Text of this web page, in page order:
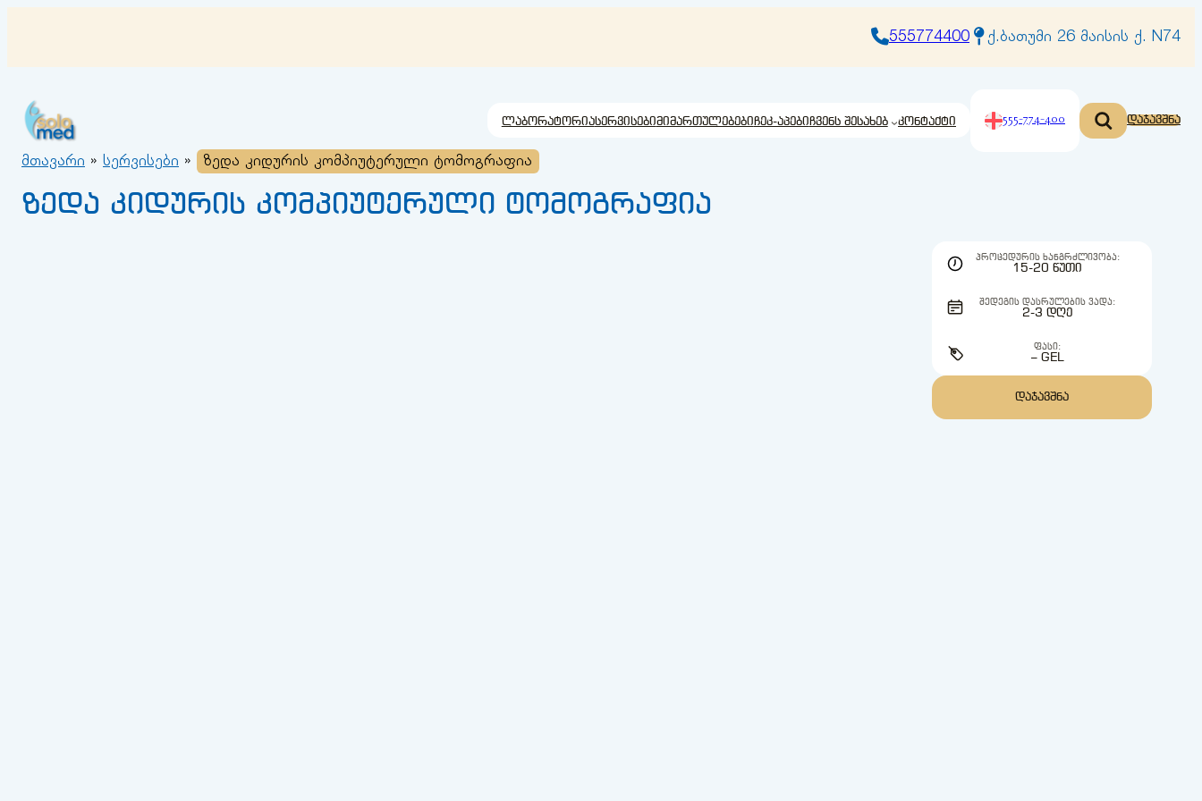
555774400 ქ.ბათუმი 26 მაისის ქ. N74
ლაბორატორიასერვისებიმიმართულებები ჩეკ-აპები ჩვენს შესახებ კონტაქტი 555-774-400 დაჯავშნა
მთავარი » სერვისები » ზედა კიდურის კომპიუტერული ტომოგრაფია
ზედა კიდურის კომპიუტერული ტომოგრაფია
ᲞᲠᲝᲪᲔᲓᲣᲠᲘᲡ ᲮᲐᲜᲒᲠᲫᲚᲘᲕᲝᲑᲐ:
15-20 ᲬᲣᲗᲘ
ᲨᲔᲓᲔᲒᲘᲡ ᲓᲐᲡᲠᲣᲚᲔᲑᲘᲡ ᲕᲐᲓᲐ:
2-3 ᲓᲦᲔ
ᲤᲐᲡᲘ:
– GEL
ᲓᲐᲯᲐᲕᲨᲜᲐ